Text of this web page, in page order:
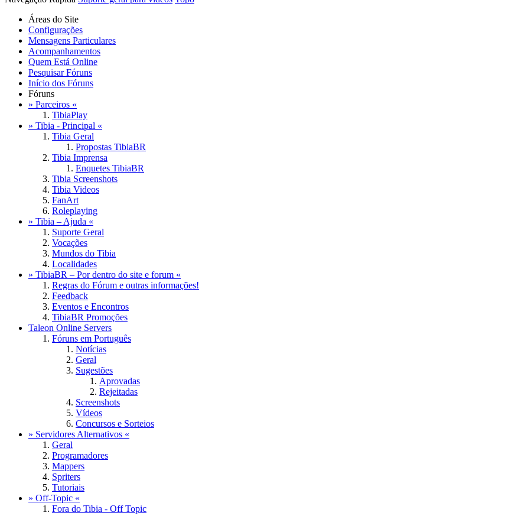
Áreas do Site
Configurações
Mensagens Particulares
Acompanhamentos
Quem Está Online
Pesquisar Fóruns
Início dos Fóruns
Fóruns
» Parceiros «
TibiaPlay
» Tibia - Principal «
Tibia Geral
Propostas TibiaBR
Tibia Imprensa
Enquetes TibiaBR
Tibia Screenshots
Tibia Videos
FanArt
Roleplaying
» Tibia – Ajuda «
Suporte Geral
Vocações
Mundos do Tibia
Localidades
» TibiaBR – Por dentro do site e forum «
Regras do Fórum e outras informações!
Feedback
Eventos e Encontros
TibiaBR Promoções
Taleon Online Servers
Fóruns em Português
Notícias
Geral
Sugestões
Aprovadas
Rejeitadas
Screenshots
Vídeos
Concursos e Sorteios
» Servidores Alternativos «
Geral
Programadores
Mappers
Spriters
Tutoriais
» Off-Topic «
Fora do Tibia - Off Topic